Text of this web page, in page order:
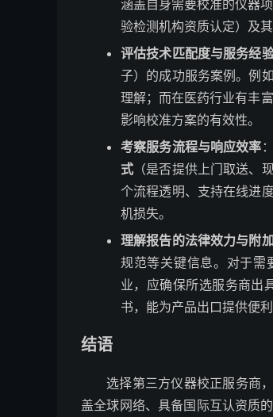
涵盖自身需要校准的仪器
验检测机构资质认定）及
评估技术匹配度与服务经
子）的成功服务案例。例
理解；而在医药行业有丰
影响校准方案的有效性。
考察服务流程与响应效率
式 （是否提供上门取送、
个流程透明、支持在线进
机损失。
理解报告的法律效力与附
规范等关键信息。对于需
业，应确保所选服务商出
书，能为产品出口提供便利
结语
选择第三方仪器校正服务商
盖全球网络、具备国际互认资质